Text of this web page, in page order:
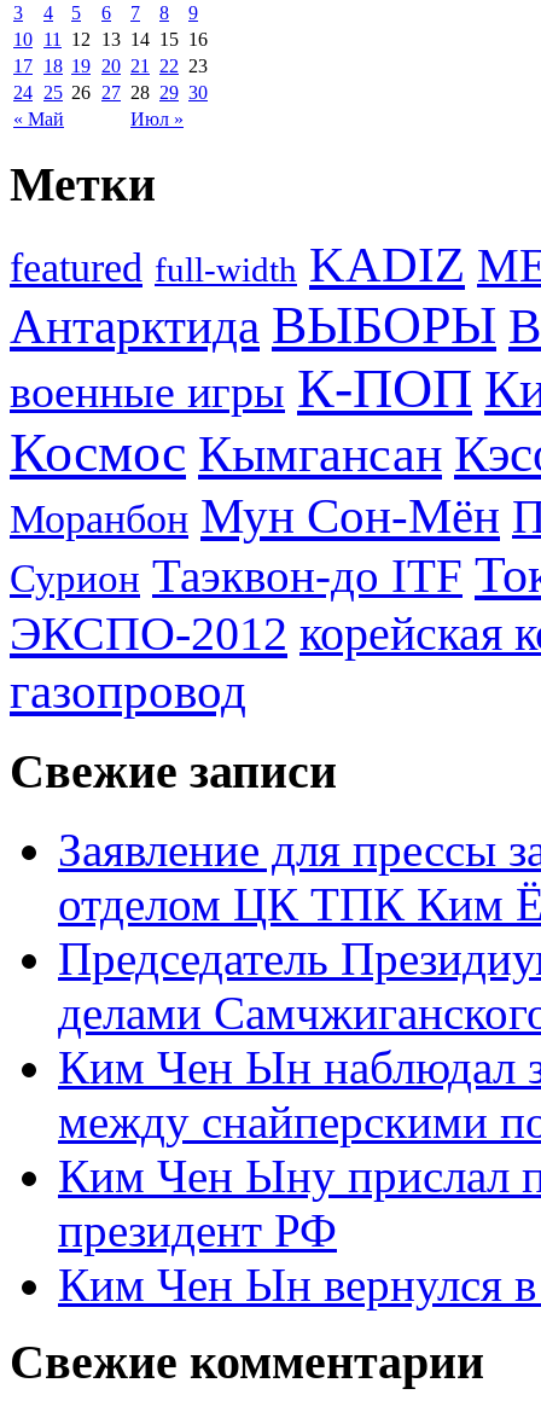
« Май Июл »
3
4 5 6 7 8
9
10 11 12 13 14 15 16
17 18 19 20 21 22 23
24 25 26 27 28 29 30
Метки
featured full-width KADIZ
Антарктида ВЫБОРЫ
военные игры К-ПОП
Космос Кымгансан
Моранбон Мун Сон-Мён
Сурион Таэквон-до ITF
ЭКСПО-2012 корейская
газопровод
Свежие записи
Заявление для прессы
отделом ЦК ТПК Ким
Председатель
делами
Ким Чен Ын наблюдал
между снайперскими
Ким Чен Ыну прислал
президент РФ
Ким Чен Ын вернулся
Свежие комментарии